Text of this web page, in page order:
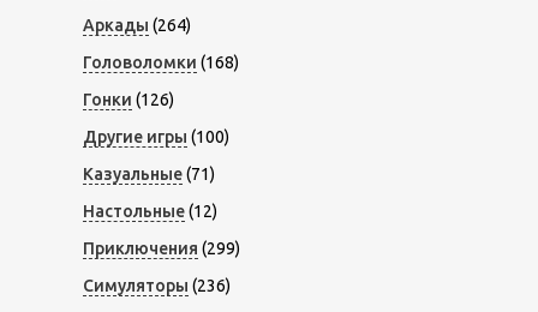
Аркады (264)
Головоломки (168)
Гонки (126)
Другие игры (100)
Казуальные(71)
Настольные(12)
Приключения (299)
Симуляторы (236)